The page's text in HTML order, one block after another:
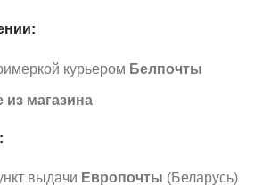
курьером Белпочты
магазина
выдачи Европочты (Беларусь)